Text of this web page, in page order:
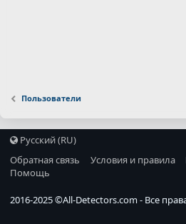
Пользователи
Русский (RU)
Обратная связь
Условия и правила
Помощь
2016-2025 ©All-Detectors.com- Все